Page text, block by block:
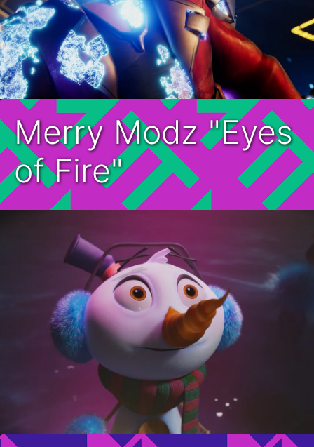
Merry Modz "Eyes
of Fire"